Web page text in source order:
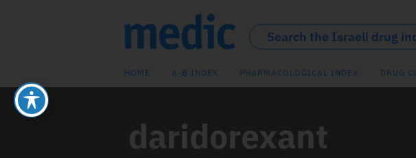
HOME A-B INDEX PHARMACOLOGICAL INDEX DRUG
daridorexant